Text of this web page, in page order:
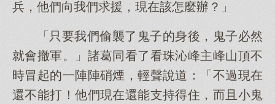
兵，他們向我們求援，現在該怎麼辦？」
「只要我們偷襲了鬼子的身後，鬼子必然
就會撤軍。」諸葛同看了看珠沁峰主峰山頂不
時冒起的一陣陣硝煙，輕聲說道：「不過現在
還不能打！他們現在還能支持得住，而且小鬼